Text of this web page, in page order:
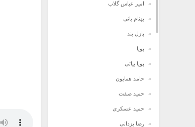
امیر عباس گلاب
بهنام بانی
پازل بند
پویا
پویا بیاتی
حامد همایون
حمید صفت
حمید عسکری
رضا یزدانی